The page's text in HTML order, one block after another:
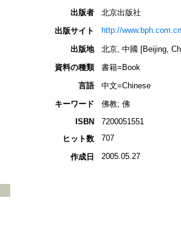
出版者
北京出版社
出版サイト
http://www.bph.com.cn
出版地
北京, 中國 [Beijing,
資料の種類
書籍=Book
言語
中文=Chinese
キーワード
佛教; 佛
ISBN
7200051551
ヒット数
707
作成日 2005.05.27